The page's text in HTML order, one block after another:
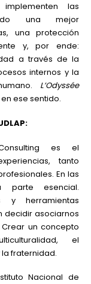
las
una mejor
una protección
y, por ende:
a través de la
internos y la
L’Odyssée
ese sentido.
es el
tanto
En las
parte esencial.
y herramientas
decidir asociarnos
un concepto
el
fraternidad.
Nacional de